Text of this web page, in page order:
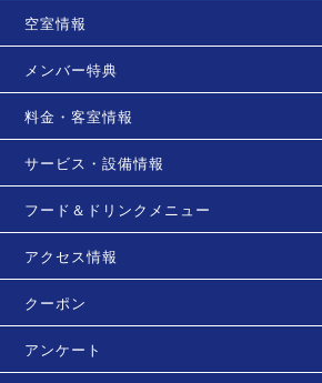
空室情報
メンバー特典
料金・客室情報
サービス・設備情報
フード＆ドリンクメニュー
アクセス情報
クーポン
アンケート